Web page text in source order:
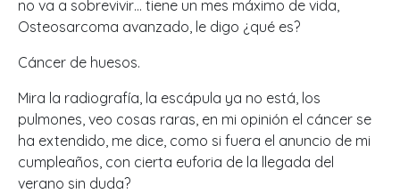
no va a sobrevivir… tiene un mes máximo de vida,
Osteosarcoma avanzado, le digo ¿qué es?
Cáncer de huesos.
Mira la radiografía, la escápula ya no está, los
pulmones, veo cosas raras, en mi opinión el cáncer se
ha extendido, me dice, como si fuera el anuncio de mi
cumpleaños, con cierta euforia de la llegada del
verano sin duda?